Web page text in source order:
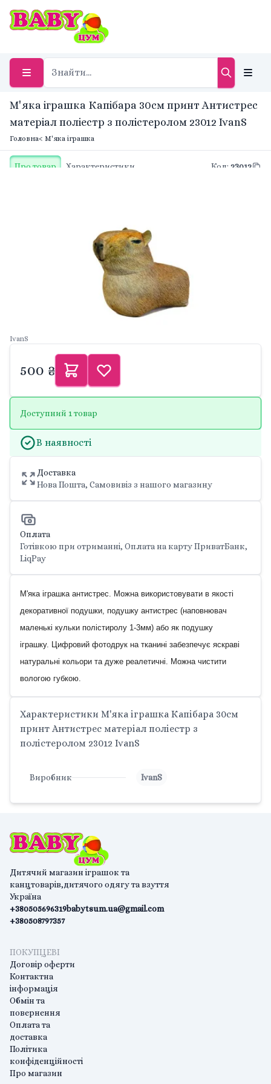
М'яка іграшка Капібара 30см принт Антистрес
матеріал поліестр з полістеролом 23012 IvanS
Головна< М'яка іграшка
Про товар Характеристики Код: 23012
IvanS
500 ₴
Доступний 1 товар
В наявності
Доставка
Нова Пошта, Самовивіз з нашого магазину
Оплата
Готівкою при отриманні, Оплата на карту ПриватБанк,
LiqPay
М'яка іграшка антистрес. Можна використовувати в якості
декоративної подушки, подушку антистрес (наповнювач
маленькі кульки полістиролу 1-3мм) або як подушку
іграшку. Цифровий фотодрук на тканині забезпечує яскраві
натуральні кольори та дуже реалетичні. Можна чистити
вологою губкою.
Характеристики М'яка іграшка Капібара 30см
принт Антистрес матеріал поліестр з
полістеролом 23012 IvanS
Виробник IvanS
Дитячий магазин іграшок та
канцтоварів,дитячого одягу та взуття
Україна
+380505696319
+380508797357
babytsum.ua@gmail.com
ПОКУПЦЕВІ
Договір оферти
Контактна
інформація
Обмін та
повернення
Оплата та
доставка
Політика
конфіденційності
Про магазин